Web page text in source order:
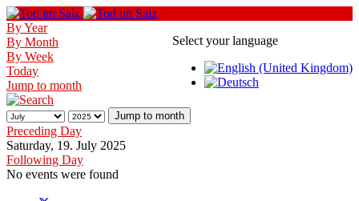
Select your language
By Year
By Month
By Week
Today
Jump to month
Jump to month
Preceding Day
Saturday, 19. July 2025
Following Day
No events were found